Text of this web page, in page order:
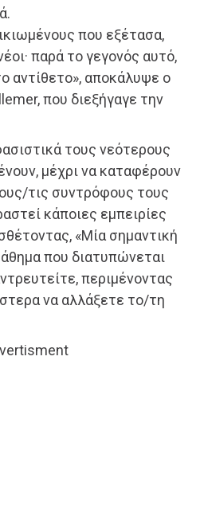
που εξέτασα,
παρά το γεγονός αυτό,
αντίθετο», αποκάλυψε ο
που διεξήγαγε την
τους νεότερους
μέχρι να καταφέρουν
τις συντρόφους τους
κάποιες εμπειρίες
«Μία σημαντική
που διατυπώνεται
περιμένοντας
να αλλάξετε το/τη